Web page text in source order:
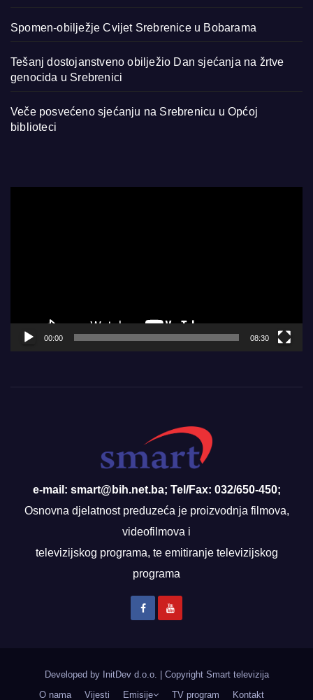
Spomen-obilježje Cvijet Srebrenice u Bobarama
Tešanj dostojanstveno obilježio Dan sjećanja na žrtve
genocida u Srebrenici
Veče posvećeno sjećanju na Srebrenicu u Općoj
biblioteci
00:00 08:30
e-mail: smart@bih.net.ba; Tel/Fax: 032/650-450;
Osnovna djelatnost preduzeća je proizvodnja filmova,
videofilmova i
televizijskog programa, te emitiranje televizijskog
programa
Developed by InitDev d.o.o.
Copyright Smart televizija
O nama
Vijesti Emisije TV program Kontakt